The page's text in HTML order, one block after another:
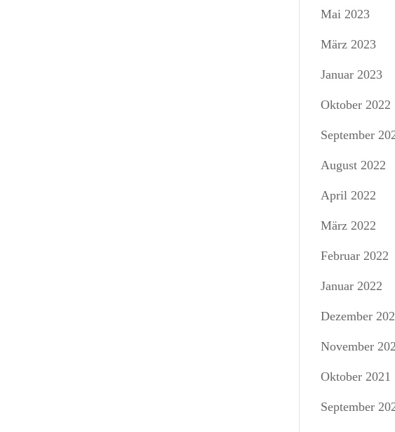
Mai 2023
März 2023
Januar 2023
Oktober 2022
September
August 2022
April 2022
März 2022
Februar 2022
Januar 2022
Dezember
November
Oktober 2021
September